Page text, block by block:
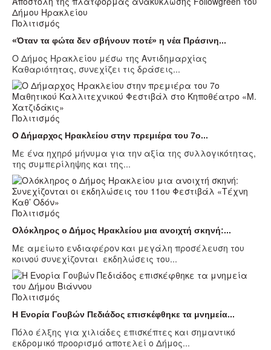
Πολιτισμός
«Όταν τα φώτα δεν σβήνουν ποτέ» η νέα Πράσινη...
Ο Δήμος Ηρακλείου μέσω της Αντιδημαρχίας
Καθαριότητας, συνεχίζει τις δράσεις...
Πολιτισμός
Ο Δήμαρχος Ηρακλείου στην πρεμιέρα του 7ο...
Με ένα ηχηρό μήνυμα για την αξία της συλλογικότητας,
της συμπερίληψης και της...
Πολιτισμός
Ολόκληρος ο Δήμος Ηρακλείου μια ανοιχτή σκηνή:...
Με αμείωτο ενδιαφέρον και μεγάλη προσέλευση του
κοινού συνεχίζονται εκδηλώσεις του...
Πολιτισμός
Η Ενορία Γουβών Πεδιάδος επισκέφθηκε τα μνημεία...
Πόλο έλξης για χιλιάδες επισκέπτες και σημαντικό
εκδρομικό προορισμό αποτελεί ο Δήμος...